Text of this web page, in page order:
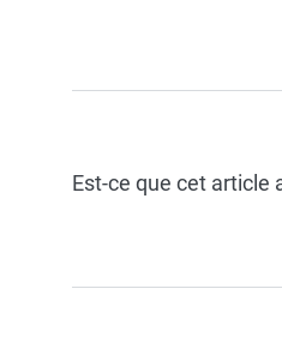
Est-ce que cet article